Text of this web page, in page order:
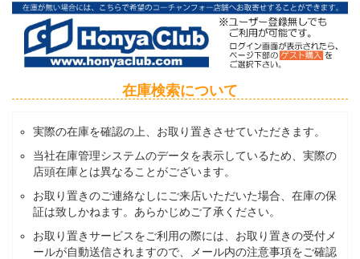
在庫検索について
実際の在庫を確認の上、お取り置きさせていただきます。
当社在庫管理システムのデータを表示しているため、実際の
店頭在庫とは異なることがございます。
お取り置きのご連絡なしにご来店いただいた場合、在庫の保
証は致しかねます。あらかじめご了承ください。
お取り置きサービスをご利用の際には、お取り置きの受付メ
ールが自動送信されますので、メール内の注意事項をご確認